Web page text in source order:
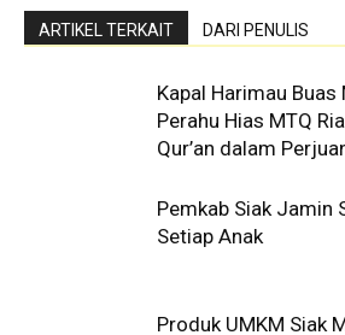
ARTIKEL TERKAIT DARI PENULIS
Kapal Harimau Buas
Perahu Hias MTQ
Qur’an dalam
Pemkab Siak Jamin
Setiap Anak
Produk UMKM Siak